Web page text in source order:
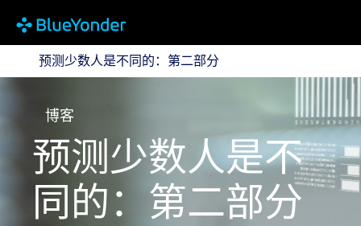
预测少数人是不同的：第二部分
预测少数人是不同的：第二部分
博客
预测少数人是不
同的：第二部分